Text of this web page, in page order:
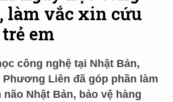
làm vắc xin cứu
em
công nghệ tại Nhật Bản,
Phương Liên đã góp phần làm
Nhật Bản, bảo vệ hàng